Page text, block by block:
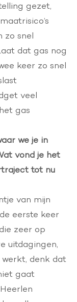
gezet,
zo snel
dat gas nog
keer zo snel
veel
gas
we je in
vond je het
tot nu
van mijn
eerste keer
zeer op
uitdagingen,
werkt, denk dat
gaat